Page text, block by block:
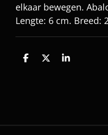
elkaar bewegen.
Lengte: 6 cm. Breed:
D
D
S